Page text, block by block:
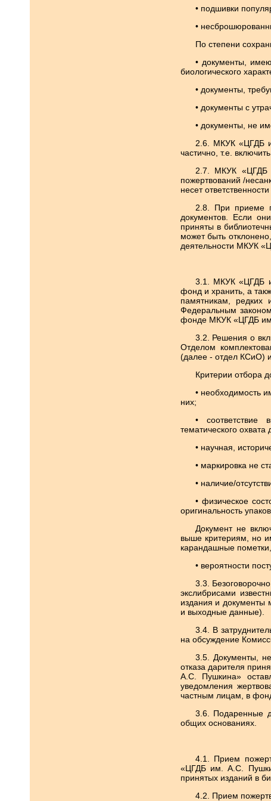
• подшивки
•
По степени
• документы,
биологического
• документы,
• документы с
• документы, не
2.6. МКУК «ЦГДБ
частично, т.е.
2.7. МКУК «ЦГДБ
пожертвований /
несет
2.8. При приеме
документов. Если
приняты в
может быть
деятельности МКУК
3.1. МКУК «ЦГДБ
фонд и хранить, а
памятникам, редких
Федеральным
фонде МКУК «ЦГДБ
3.2. Решения о
Отделом
(далее - отдел КСиО) и
Критерии отбора
• необходимость
них;
• соответствие
тематического
• научная,
• маркировка не
• наличие/
• физическое
оригинальность
Документ не
выше критериям, но
карандашные
• вероятности
3.3.
экслибрисами
издания и документы
и выходные данные).
3.4. В
на обсуждение
3.5. Документы,
отказа дарителя
А.С. Пушкина»
уведомления
частным лицам, в
3.6. Подаренные
общих основаниях.
4.1. Прием
«ЦГДБ им. А.С.
принятых изданий в
4.2. Прием